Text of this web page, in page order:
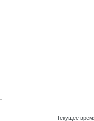
Текущее